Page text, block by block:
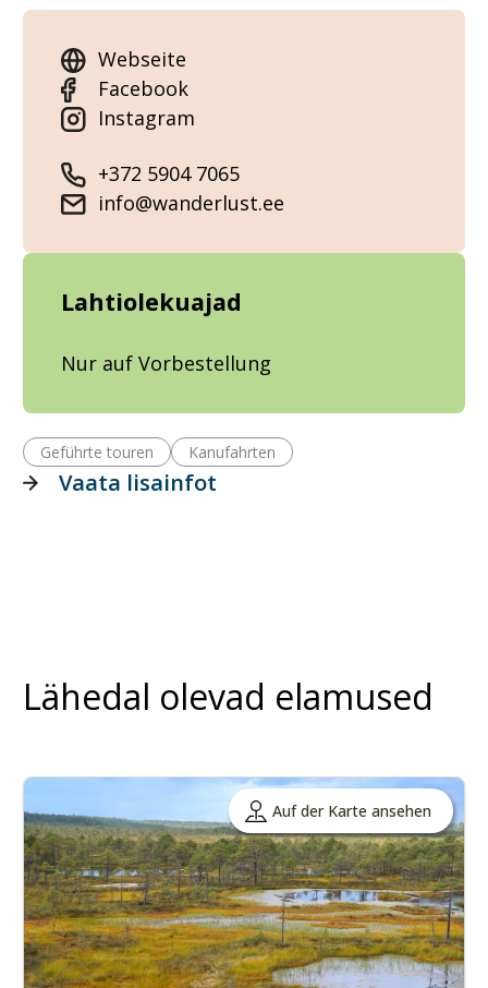
Webseite
Facebook
Instagram
+372 5904 7065
info@wanderlust.ee
Lahtiolekuajad
Nur auf Vorbestellung
Geführte touren Kanufahrten
Vaata lisainfot
Lähedal olevad elamused
Auf der Karte ansehen